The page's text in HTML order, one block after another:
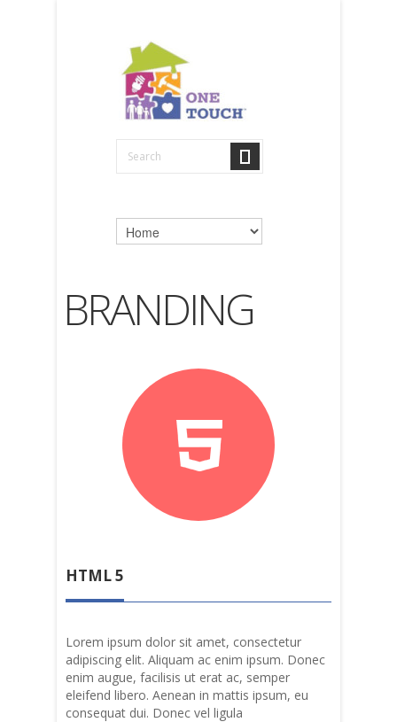
BRANDING
HTML 5
Lorem ipsum dolor sit amet, consectetur
adipiscing elit. Aliquam ac enim ipsum. Donec
enim augue, facilisis ut erat ac, semper
eleifend libero. Aenean in mattis ipsum, eu
consequat dui. Donec vel ligula